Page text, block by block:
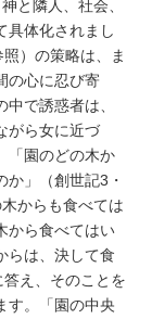
と隣人、社会、
具体化されまし
）の策略は、ま
の心に忍び寄
で誘惑者は、
がら女に近づ
「園のどの木か
か」（創世記3・
からも食べては
から食べてはい
らは、決して食
え、そのことを
す。「園の中央